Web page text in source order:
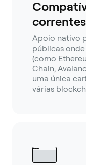
correntes
Apoio nativo
públicas
(como
Chain,
uma única
várias